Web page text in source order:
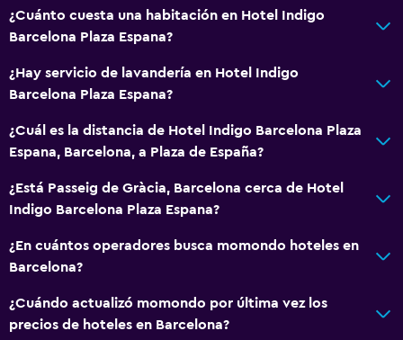
Cafetera
Ducha
Gorro de baño
Tina de baño
Secador de pelo
Aseo
Albornoz
Baño privado
¿Cuánto cuesta una habitación en Hotel Indigo
Barcelona Plaza Espana?
¿Hay servicio de lavandería en Hotel Indigo
Barcelona Plaza Espana?
¿Cuál es la distancia de Hotel Indigo Barcelona Plaza
Espana, Barcelona, a Plaza de España?
¿Está Passeig de Gràcia, Barcelona cerca de Hotel
Indigo Barcelona Plaza Espana?
¿En cuántos operadores busca momondo hoteles en
Barcelona?
¿Cuándo actualizó momondo por última vez los
precios de hoteles en Barcelona?